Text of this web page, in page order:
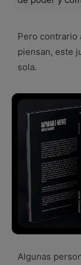
Pero contrario
piensan, este
sola.
Algunas